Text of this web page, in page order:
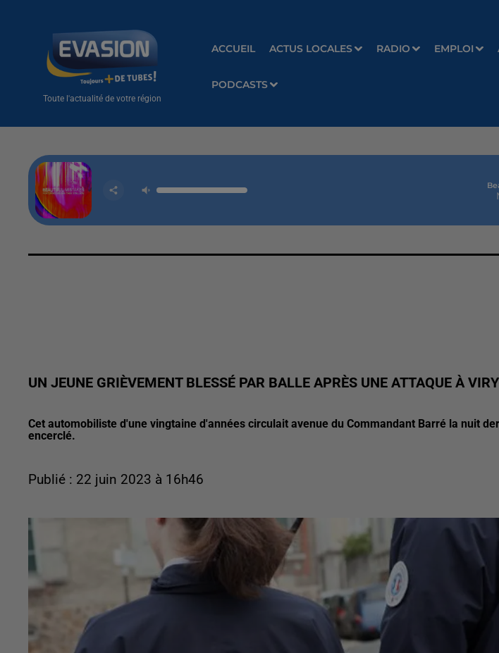
Toute l'actualité de votre région
ACCUEIL ACTUS LOCALES RADIO EMPLOI
PODCASTS
UN JEUNE GRIÈVEMENT BLESSÉ PAR BALLE APRÈS UNE ATTAQUE À
Cet automobiliste d'une vingtaine d'années circulait avenue du Commandant Barré la nuit
encerclé.
Publié : 22 juin 2023 à 16h46